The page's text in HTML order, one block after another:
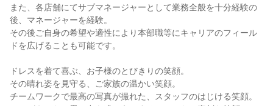
また、各店舗にてサブマネージャーとして業務全般を十分経験の
後、マネージャーを経験。
その後ご自身の希望や適性により本部職等にキャリアのフィール
ドを広げることも可能です。
ドレスを着て喜ぶ、お子様のとびきりの笑顔。
その晴れ姿を見守る、ご家族の温かい笑顔。
チームワークで最高の写真が撮れた、スタッフのはじける笑顔。